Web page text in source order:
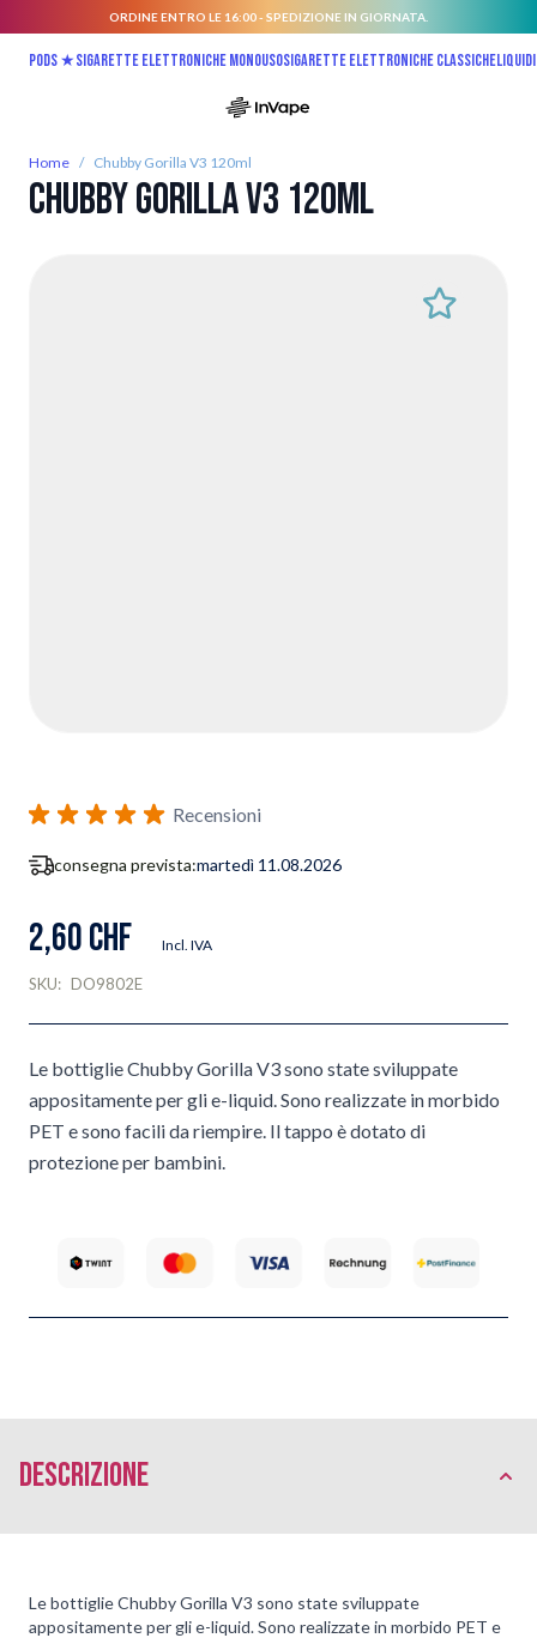
ORDINE ENTRO LE 16:00 - SPEDIZIONE IN GIORNATA.
Pods ★Sigarette elettroniche monousoSigarette elettroniche classiche
Home / Chubby Gorilla V3 120ml
Chubby Gorilla V3 120ml
Recensioni
consegna prevista:martedì 11.08.2026
2,60 CHF Incl. IVA
SKU: DO9802E
Le bottiglie Chubby Gorilla V3 sono state sviluppate
appositamente per gli e-liquid. Sono realizzate in morbido
PET e sono facili da riempire. Il tappo è dotato di
protezione per bambini.
Descrizione
Le bottiglie Chubby Gorilla V3 sono state sviluppate
appositamente per gli e-liquid. Sono realizzate in morbido PET e